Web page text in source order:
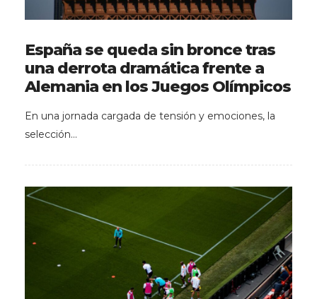
España se queda sin bronce tras
una derrota dramática frente a
Alemania en los Juegos Olímpicos
En una jornada cargada de tensión y emociones, la
selección…